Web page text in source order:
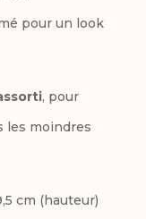
pour un look
, pour
les moindres
cm (hauteur)